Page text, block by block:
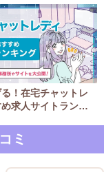
！在宅チャットレ
求人サイトランキ
ミ